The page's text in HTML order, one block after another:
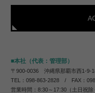
■本社（代表：管理部）
〒900-0036 沖縄県那覇市西1-9-
TEL：098-863-2828 / FAX：
営業時間：8:30～17:30（土日祝除